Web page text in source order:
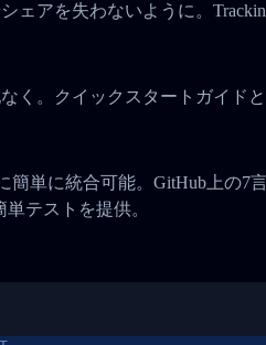
ェアを失わないように。
く。クイックスタートガイド
簡単に統合可能。GitHub上の7
単テストを提供。